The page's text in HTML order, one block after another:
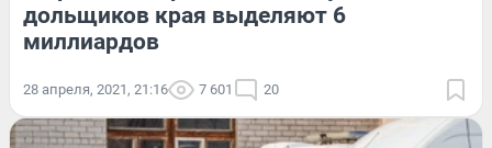
дольщиков края выделяют 6
миллиардов
28 апреля, 2021, 21:16 7 601 20